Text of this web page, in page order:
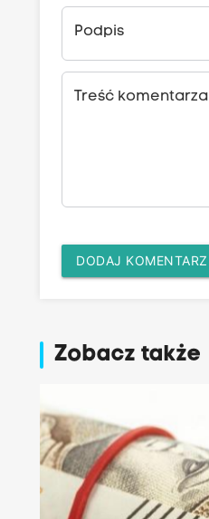
Podpis
Treść komentarza
DODAJ KOMENTARZ
Zobacz także